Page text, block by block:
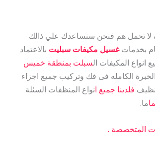
تحمل هم فنحن سنساعدك علي ذالك
بخدماتغسيل مكيفات سبليت بالاعتماد
المكيفات السبلت بمنطقة خميس
الخبرة الكامله فى فك وتركيب جميع اجزاء
فلدينا جميع انواع المنظفات السئلة
ما.
المتخصصة .